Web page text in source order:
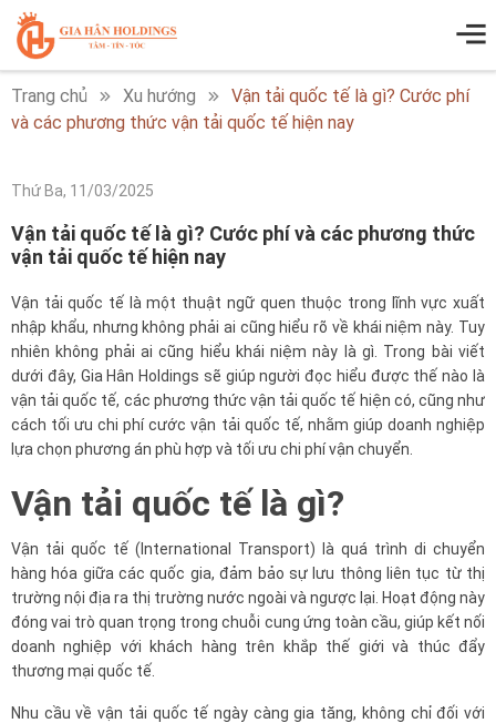
Trang chủ Xu hướng
Vận tải quốc tế là gì? Cước phí
và các phương thức vận tải quốc tế hiện nay
Thứ Ba, 11/03/2025
Vận tải quốc tế là gì? Cước phí và các phương thức
vận tải quốc tế hiện nay
Vận tải quốc tế là một thuật ngữ quen thuộc trong lĩnh vực xuất
nhập khẩu, nhưng không phải ai cũng hiểu rõ về khái niệm này. Tuy
nhiên không phải ai cũng hiểu khái niệm này là gì. Trong bài viết
dưới đây, Gia Hân Holdings sẽ giúp người đọc hiểu được thế nào là
vận tải quốc tế, các phương thức vận tải quốc tế hiện có, cũng như
cách tối ưu chi phí cước vận tải quốc tế, nhằm giúp doanh nghiệp
lựa chọn phương án phù hợp và tối ưu chi phí vận chuyển.
Vận tải quốc tế là gì?
Vận tải quốc tế (International Transport) là quá trình di chuyển
hàng hóa giữa các quốc gia, đảm bảo sự lưu thông liên tục từ thị
trường nội địa ra thị trường nước ngoài và ngược lại. Hoạt động này
đóng vai trò quan trọng trong chuỗi cung ứng toàn cầu, giúp kết nối
doanh nghiệp với khách hàng trên khắp thế giới và thúc đẩy
thương mại quốc tế.
Nhu cầu về vận tải quốc tế ngày càng gia tăng, không chỉ đối với